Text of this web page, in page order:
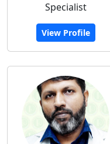
Specialist
View Profile